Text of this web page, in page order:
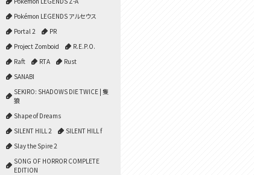
Pokémon LEGENDS アルセウス
Portal 2
PR
Project Zomboid
R.E.P.O.
Raft
RTA
Rust
SANABI
SEKIRO: SHADOWS DIE TWICE | 隻
狼
Shape of Dreams
SILENT HILL 2
SILENT HILL f
Slay the Spire 2
SONG OF HORROR COMPLETE
EDITION